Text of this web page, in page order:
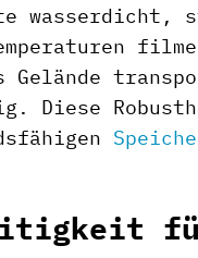
wasserdicht,
Gelände
Diese
für